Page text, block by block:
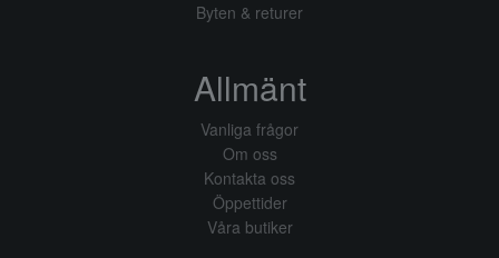
Byten & returer
Allmänt
Vanliga frågor
Om oss
Kontakta oss
Öppettider
Våra butiker